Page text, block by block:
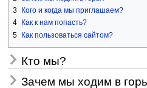
3
Кого и когда мы приглашаем?
4
Как к нам попасть?
5 Как пользоваться сайтом?
Кто мы?
Зачем мы ходим в